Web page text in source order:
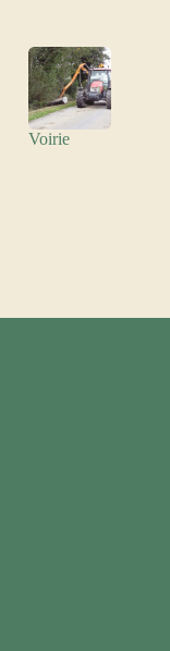
Voirie